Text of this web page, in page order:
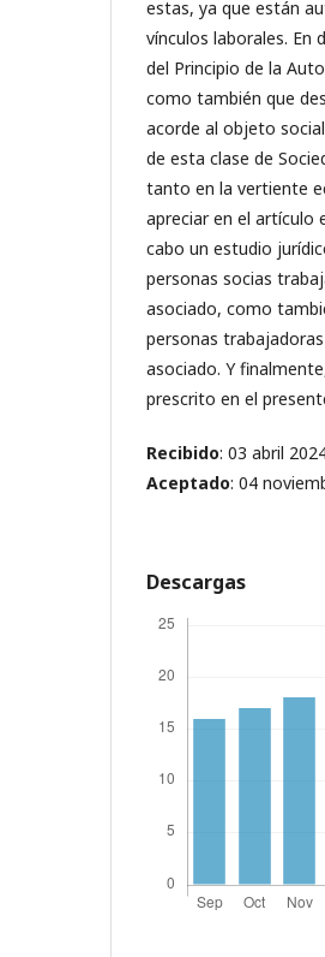
estas, ya que están
vínculos laborales. En
del Principio de la
como también que
acorde al objeto
de esta clase de
tanto en la vertiente
apreciar en el artículo
cabo un estudio
personas socias
asociado, como
personas
asociado. Y
prescrito en el
Recibido: 03 abril
Aceptado: 04
Descargas